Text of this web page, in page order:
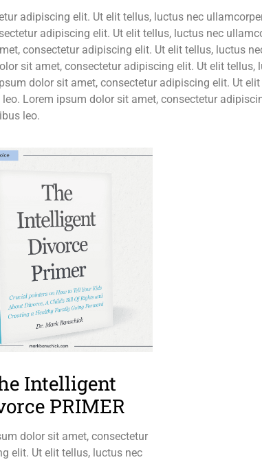
adipiscing elit. Ut elit tellus, luctus nec
adipiscing elit. Ut elit tellus, luctus nec
consectetur adipiscing elit. Ut elit tellus, luctus
sit amet, consectetur adipiscing elit. Ut elit tellus,
dolor sit amet, consectetur adipiscing elit. Ut
Lorem ipsum dolor sit amet, consectetur
leo.
Intelligent
PRIMER
dolor sit amet, consectetur
elit. Ut elit tellus, luctus nec